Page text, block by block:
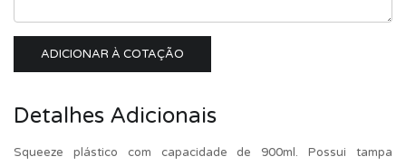
ADICIONAR À COTAÇÃO
Detalhes Adicionais
Squeeze plástico com capacidade de 900ml. Possui tampa